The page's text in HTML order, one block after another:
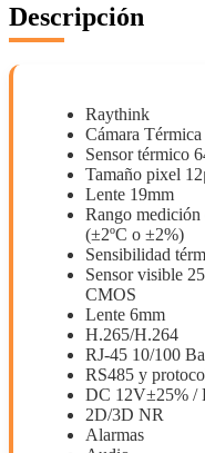
Descripción
Raythink
Cámara
Sensor térmico
Tamaño pixel
Lente 19mm
Rango medición
(±2ºC o ±2%)
Sensibilidad
Sensor visible
CMOS
Lente 6mm
H.265/H.264
RJ-45 10/100
RS485 y
DC 12V±25% /
2D/3D NR
Alarmas